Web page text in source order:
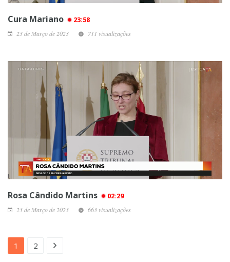
Cura Mariano 23:58
23 de Março de 2023 711 visualizações
Rosa Cândido Martins 02:29
23 de Março de 2023 663 visualizações
1 2